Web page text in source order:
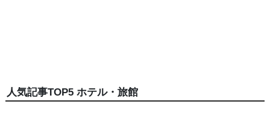
人気記事TOP5 ホテル・旅館